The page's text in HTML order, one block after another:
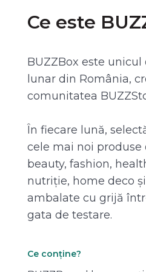
Ce este
BUZZBox este unicul
lunar din România,
comunitatea
În fiecare lună,
cele mai noi
beauty, fashion,
nutriție, home deco
ambalate cu grijă
gata de testare.
Ce conține?